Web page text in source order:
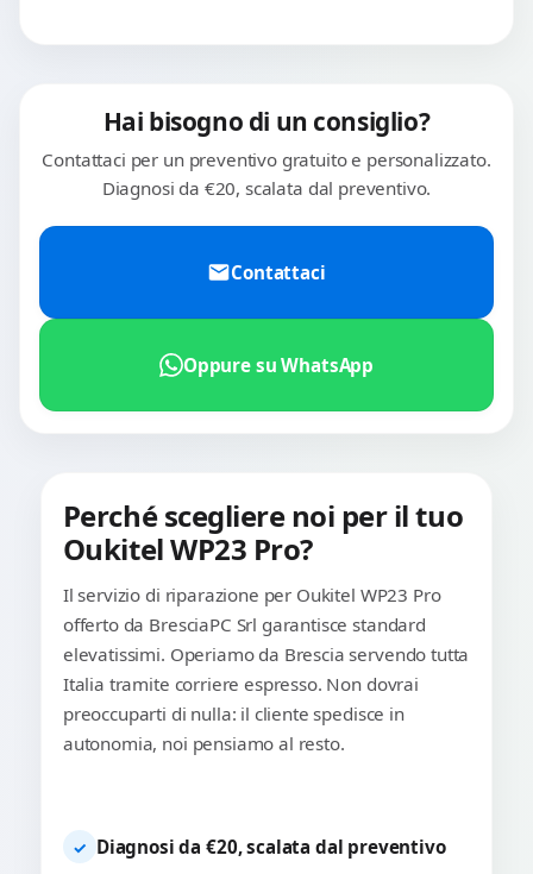
Hai bisogno di un consiglio?
Contattaci per un preventivo gratuito e personalizzato.
Diagnosi da €20, scalata dal preventivo.
Contattaci
Oppure su WhatsApp
Perché scegliere noi per il tuo
Oukitel WP23 Pro?
Il servizio di riparazione per Oukitel WP23 Pro
offerto da BresciaPC Srl garantisce standard
elevatissimi. Operiamo da Brescia servendo tutta
Italia tramite corriere espresso. Non dovrai
preoccuparti di nulla: il cliente spedisce in
autonomia, noi pensiamo al resto.
✓ Diagnosi da €20, scalata dal preventivo